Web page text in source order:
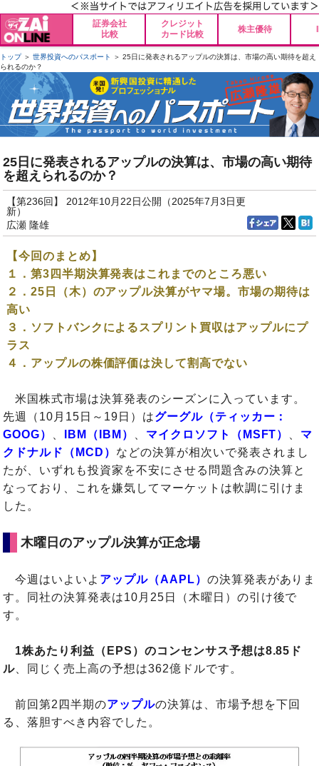
証券会社
比較
クレジット
カード比較
株主優待
トップ＞ 世界投資へのパスポート
＞ 25日に発表されるアップルの決算は、市場の高い期待を超え
られるのか？
25日に発表されるアップルの決算は、市場の高い期待
を超えられるのか？
【第236回】 2012年10月22日公開（2025年7月3日更
新）
広瀬 隆雄
【今回のまとめ】
１．第3四半期決算発表はこれまでのところ悪い
２．25日（木）のアップル決算がヤマ場。市場の期待は
高い
３．ソフトバンクによるスプリント買収はアップルにプ
ラス
４．アップルの株価評価は決して割高でない
米国株式市場は決算発表のシーズンに入っています。
先週（10月15日～19日）はグーグル（ティッカー：
GOOG）
IBM（IBM） マイクロソフト（MSFT）
マ
クドナルド（MCD） などの決算が相次いで発表されまし
たが、いずれも投資家を不安にさせる問題含みの決算と
なっており、これを嫌気してマーケットは軟調に引けま
した。
木曜日のアップル決算が正念場
今週はいよいよ アップル（AAPL） の決算発表がありま
す。同社の決算発表は10月25日（木曜日）の引け後で
す。
1株あたり利益（EPS）のコンセンサス予想は8.85ド
ル 、同じく売上高の予想は362億ドルです。
前回第2四半期のアップルの決算は、市場予想を下回
る、落胆すべき内容でした。